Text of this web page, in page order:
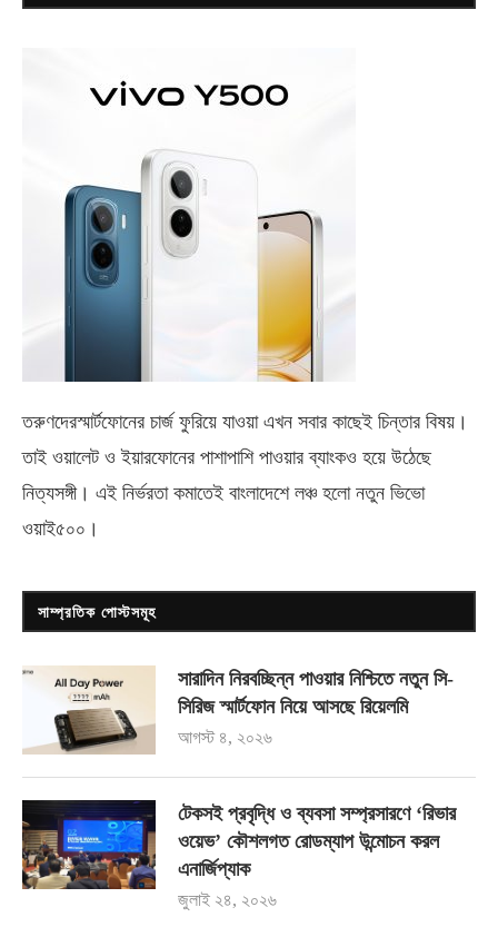
তরুণদেরস্মার্টফোনের চার্জ ফুরিয়ে যাওয়া এখন সবার কাছেই চিন্তার বিষয়।
তাই ওয়ালেট ও ইয়ারফোনের পাশাপাশি পাওয়ার ব্যাংকও হয়ে উঠেছে
নিত্যসঙ্গী। এই নির্ভরতা কমাতেই বাংলাদেশে লঞ্চ হলো নতুন ভিভো
ওয়াই৫০০ ।
সাম্প্রতিক পোস্টসমূহ
সারাদিন নিরবচ্ছিন্ন পাওয়ার নিশ্চিতে নতুন সি-
সিরিজ স্মার্টফোন নিয়ে আসছে রিয়েলমি
আগস্ট ৪, ২০২৬
টেকসই প্রবৃদ্ধি ও ব্যবসা সম্প্রসারণে ‘রিভার
ওয়েভ’ কৌশলগত রোডম্যাপ উন্মোচন করল
এনার্জিপ্যাক
জুলাই ২৪, ২০২৬